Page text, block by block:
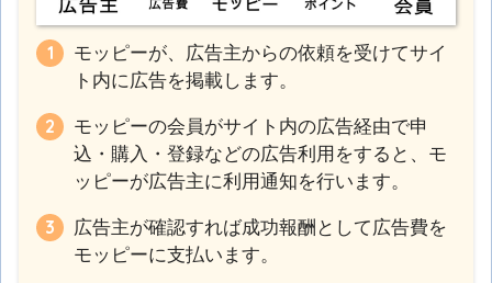
モッピーが、広告主からの依頼を受けてサイ
ト内に広告を掲載します。
モッピーの会員がサイト内の広告経由で申
込・購入・登録などの広告利用をすると、モ
ッピーが広告主に利用通知を行います。
広告主が確認すれば成功報酬として広告費を
モッピーに支払います。